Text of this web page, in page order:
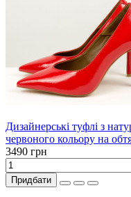
Дизайнерські туфлі з
червоного кольору на
3490 грн
Придбати